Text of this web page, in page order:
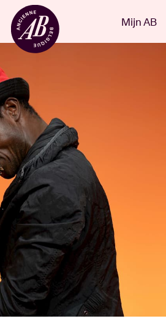
Mijn AB